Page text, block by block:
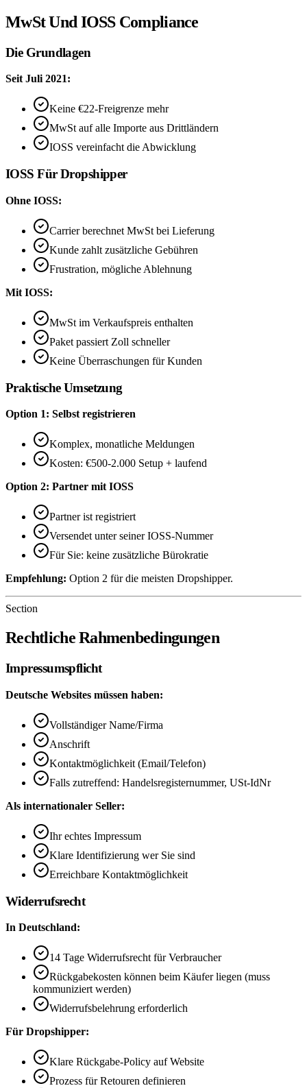
MwSt Und IOSS Compliance
Die Grundlagen
Seit Juli 2021:
Keine €22-Freigrenze mehr
MwSt auf alle Importe aus Drittländern
IOSS vereinfacht die Abwicklung
IOSS Für Dropshipper
Ohne IOSS:
Carrier berechnet MwSt bei Lieferung
Kunde zahlt zusätzliche Gebühren
Frustration, mögliche Ablehnung
Mit IOSS:
MwSt im Verkaufspreis enthalten
Paket passiert Zoll schneller
Keine Überraschungen für Kunden
Praktische Umsetzung
Option 1: Selbst registrieren
Komplex, monatliche Meldungen
Kosten: €500-2.000 Setup + laufend
Option 2: Partner mit IOSS
Partner ist registriert
Versendet unter seiner IOSS-Nummer
Für Sie: keine zusätzliche Bürokratie
Empfehlung: Option 2 für die meisten Dropshipper.
Section
Rechtliche Rahmenbedingungen
Impressumspflicht
Deutsche Websites müssen haben:
Vollständiger Name/Firma
Anschrift
Kontaktmöglichkeit (Email/Telefon)
Falls zutreffend: Handelsregisternummer, USt-IdNr
Als internationaler Seller:
Ihr echtes Impressum
Klare Identifizierung wer Sie sind
Erreichbare Kontaktmöglichkeit
Widerrufsrecht
In Deutschland:
14 Tage Widerrufsrecht für Verbraucher
Rückgabekosten können beim Käufer liegen (muss
kommuniziert werden)
Widerrufsbelehrung erforderlich
Für Dropshipper:
Klare Rückgabe-Policy auf Website
Prozess für Retouren definieren